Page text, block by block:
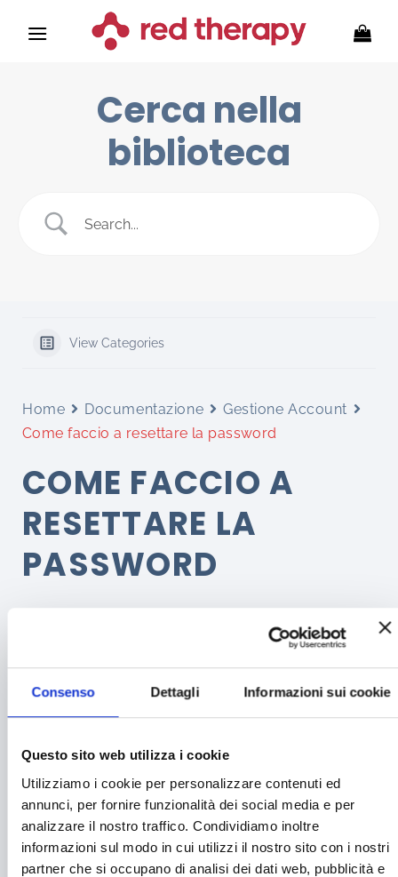
Consenso Dettagli Informazioni sui cookie
Questo sito web utilizza i cookie
Utilizziamo i cookie per personalizzare contenuti ed
annunci, per fornire funzionalità dei social media e per
analizzare il nostro traffico. Condividiamo inoltre
informazioni sul modo in cui utilizzi il nostro sito con i nostri
partner che si occupano di analisi dei dati web, pubblicità e
Inhalt
Cerca nella
biblioteca
View Categories
Home Documentazione
Gestione Account
Come faccio a resettare la password
COME FACCIO A
RESETTARE LA
PASSWORD
Se non ti ricordi la password la puoi resettare
Password dimenticata?
inserisci la mail con cui hai acquistato su Red-Therapy
e clicca “Resettare la password” riceverai una mail
con un link, cliccalo e reimposta una nuova
password.